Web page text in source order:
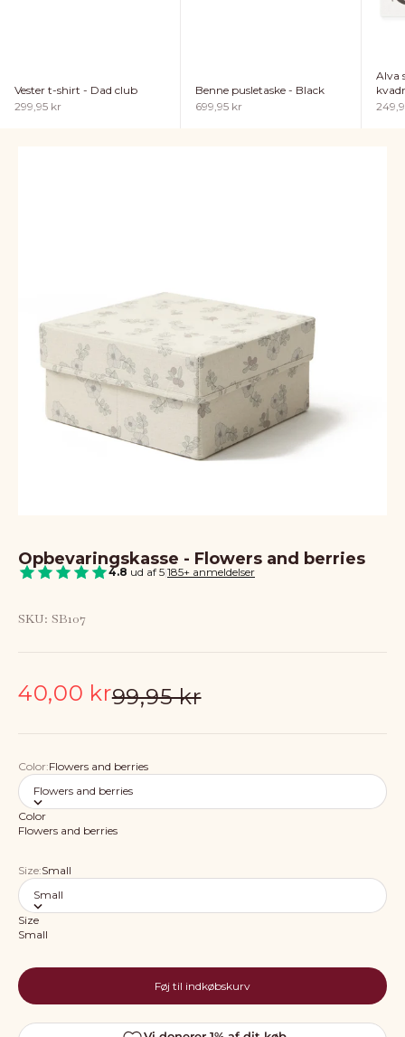
Vester t-shirt - Dad club
Salgspris
299,95 kr
Benne pusletaske - Black
Salgspris
699,95 kr
Alva
Opbevaringskasse - Flowers and berries
4.8 ud af 5|185+ anmeldelser
SKU: SB107
Salgspris
40,00 krNormalpris
99,95 kr
Color:Flowers and berries
Flowers and berries
Color
Flowers and berries
Size:Small
Small
Size
Small
Føj til indkøbskurv